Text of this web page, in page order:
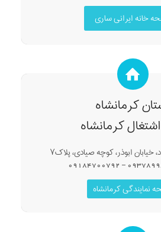
خانه ایرانی ساری
کرمانشاه
کرمانشاه
خیابان ابوذر، کوچه صیادی، پلاک۷
نمایندگی کرمانشاه